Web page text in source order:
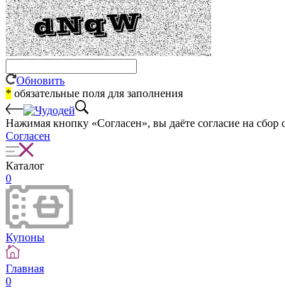
Обновить
* обязательные поля для заполнения
Нажимая кнопку «Согласен», вы даёте cогласие на сбор
Согласен
Каталог
0
Купоны
Главная
0